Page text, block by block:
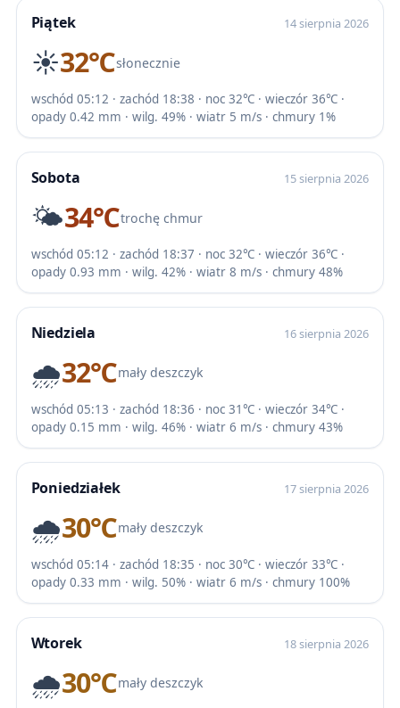
Piątek 14 sierpnia 2026
☀️32℃słonecznie
wschód 05:12 · zachód 18:38 · noc 32℃ · wieczór 36℃ ·
opady 0.42 mm · wilg. 49% · wiatr 5 m/s · chmury 1%
Sobota 15 sierpnia 2026
🌤️34℃trochę chmur
wschód 05:12 · zachód 18:37 · noc 32℃ · wieczór 36℃ ·
opady 0.93 mm · wilg. 42% · wiatr 8 m/s · chmury 48%
Niedziela 16 sierpnia 2026
🌧️32℃mały deszczyk
wschód 05:13 · zachód 18:36 · noc 31℃ · wieczór 34℃ ·
opady 0.15 mm · wilg. 46% · wiatr 6 m/s · chmury 43%
Poniedziałek 17 sierpnia 2026
🌧️30℃mały deszczyk
wschód 05:14 · zachód 18:35 · noc 30℃ · wieczór 33℃ ·
opady 0.33 mm · wilg. 50% · wiatr 6 m/s · chmury 100%
Wtorek 18 sierpnia 2026
🌧️30℃mały deszczyk